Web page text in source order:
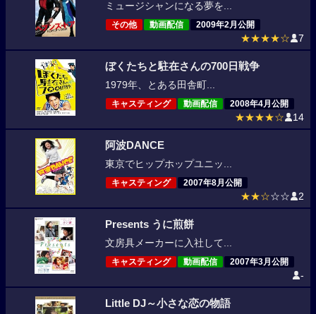
ミュージシャンになる夢を...
その他 動画配信 2009年2月公開
★★★★☆ 7
ぼくたちと駐在さんの700日戦争
1979年、とある田舎町...
キャスティング 動画配信 2008年4月公開
★★★★☆ 14
阿波DANCE
東京でヒップホップユニッ...
キャスティング 2007年8月公開
★★☆☆☆ 2
Presents うに煎餅
文房具メーカーに入社して...
キャスティング 動画配信 2007年3月公開
-
Little DJ～小さな恋の物語